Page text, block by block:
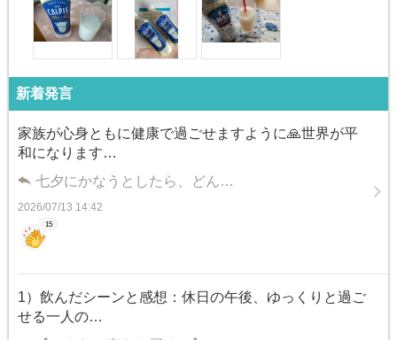
新着発言
家族が心身ともに健康で過ごせますように🙏世界が平
和になります…
七夕にかなうとしたら、どん…
2026/07/13 14:42
15
1）飲んだシーンと感想：休日の午後、ゆっくりと過ご
せる一人の…